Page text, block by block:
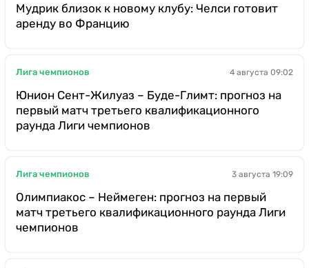
Мудрик близок к новому клубу: Челси готовит
аренду во Францию
Лига чемпионов 4 августа 09:02
Юнион Сент-Жилуаз – Буде-Глимт: прогноз на
первый матч третьего квалификационного
раунда Лиги чемпионов
Лига чемпионов 3 августа 19:09
Олимпиакос – Неймеген: прогноз на первый
матч третьего квалификационного раунда Лиги
чемпионов